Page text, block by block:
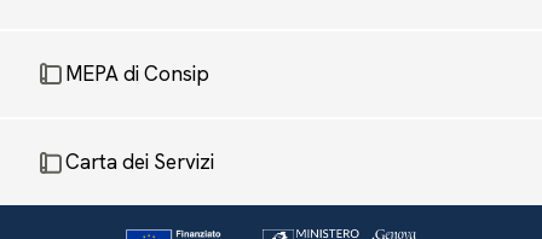
MEPA di Consip
Carta dei Servizi